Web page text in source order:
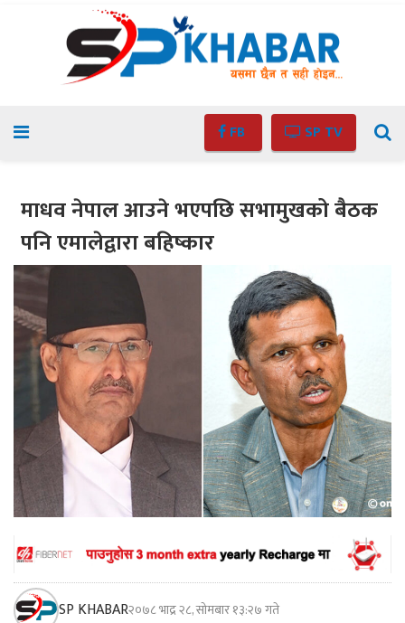
FB SP TV
माधव नेपाल आउने भएपछि सभामुखको बैठक
पनि एमालेद्वारा बहिष्कार
SP KHABAR२०७८ भाद्र २८, सोमबार १३:२७ गते